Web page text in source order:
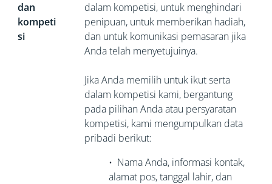
dan
kompeti
si
dalam kompetisi, untuk menghindari
penipuan, untuk memberikan hadiah,
dan untuk komunikasi pemasaran jika
Anda telah menyetujuinya.
Jika Anda memilih untuk ikut serta
dalam kompetisi kami, bergantung
pada pilihan Anda atau persyaratan
kompetisi, kami mengumpulkan data
pribadi berikut:
• Nama Anda, informasi kontak,
alamat pos, tanggal lahir, dan